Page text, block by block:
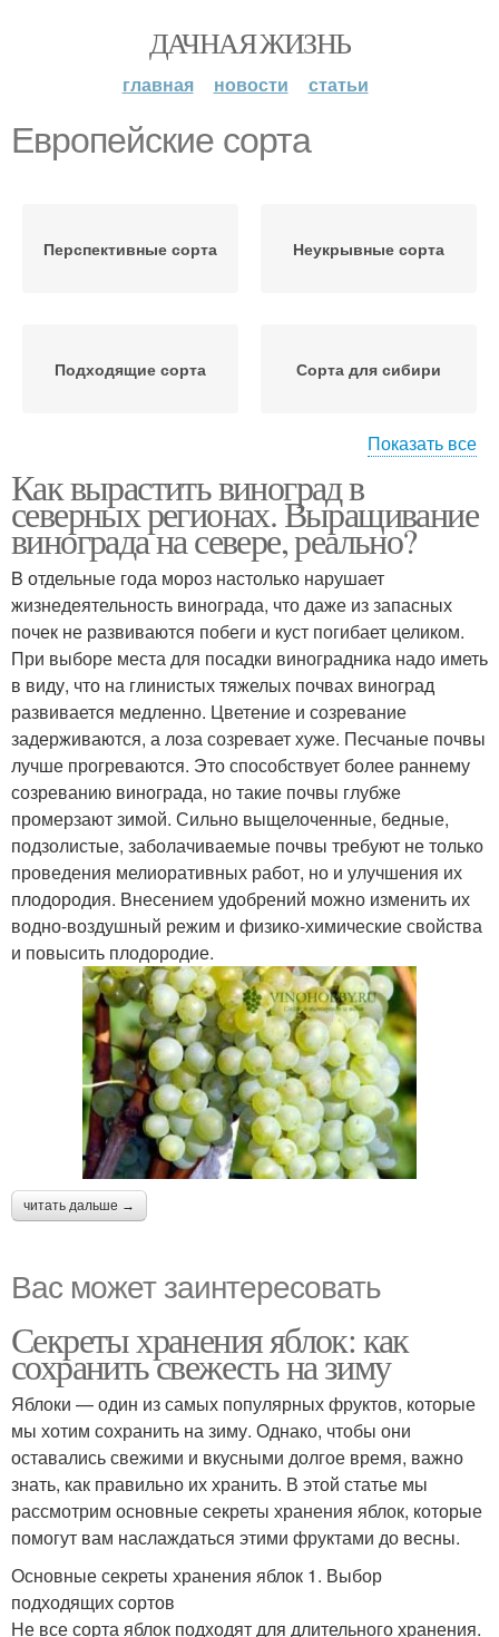
ДАЧНАЯ ЖИЗНЬ
главная новости статьи
Европейские сорта
Перспективные сорта Неукрывные сорта
Подходящие сорта Сорта для сибири
Морозостойкие сорта Сильнорослые сорта
Показать все
Как вырастить виноград в
северных регионах. Выращивание
винограда на севере, реально?
B отдельные года мороз настолько нарушает
жизнедеятельность винограда, что даже из запасных
почек не развиваются побеги и куст погибает целиком.
При выборе места для посадки виноградника надо иметь
в виду, что на глинистых тяжелых почвах виноград
развивается медленно. Цветение и созревание
задерживаются, а лоза созревает хуже. Песчаные почвы
лучше прогреваются. Это способствует более раннему
созреванию винограда, но такие почвы глубже
промерзают зимой. Сильно выщелоченные, бедные,
подзолистые, заболачиваемые почвы требуют не только
проведения мелиоративных работ, но и улучшения их
плодородия. Внесением удобрений можно изменить их
водно-воздушный режим и физико-химические свойства
и повысить плодородие.
читать дальше →
Вас может заинтересовать
Секреты хранения яблок: как
сохранить свежесть на зиму
Яблоки — один из самых популярных фруктов, которые
мы хотим сохранить на зиму. Однако, чтобы они
оставались свежими и вкусными долгое время, важно
знать, как правильно их хранить. В этой статье мы
рассмотрим основные секреты хранения яблок, которые
помогут вам наслаждаться этими фруктами до весны.
Основные секреты хранения яблок 1. Выбор
подходящих сортов
Не все сорта яблок подходят для длительного хранения.